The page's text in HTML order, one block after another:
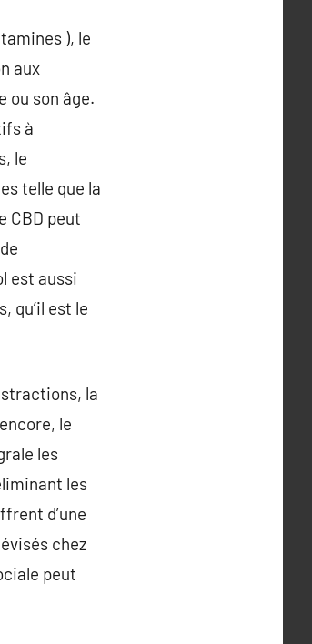
), le
aux
ou son âge.
à
le
telle que la
CBD peut
est aussi
qu’il est le
la
le
les
les
d’une
chez
peut